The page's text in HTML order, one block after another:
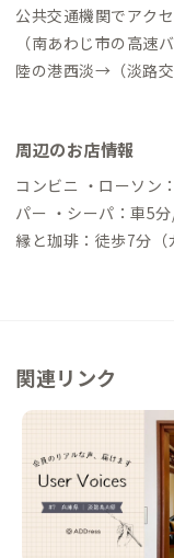
公共交通機関でアク
（南あわじ市の高
陸の港西淡→（淡路
→（高速バス90分
飼線45分）→萬松園前→（徒
セスする場合 ・みな
周辺のお店情報
コンビニ ・ローソン：
パー ・シーパ：車5分/徒歩20
縁と珈琲：徒歩7分
徒歩13分（カフェ
関連リンク